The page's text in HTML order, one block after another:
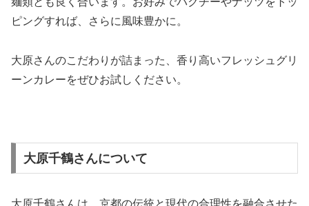
ピングすれば、さらに風味豊かに。
大原さんのこだわりが詰まった、香り高いフレッシュグリ
ーンカレーをぜひお試しください。
大原千鶴さんについて
大原千鶴さんは、京都の伝統と現代の合理性を融合させた